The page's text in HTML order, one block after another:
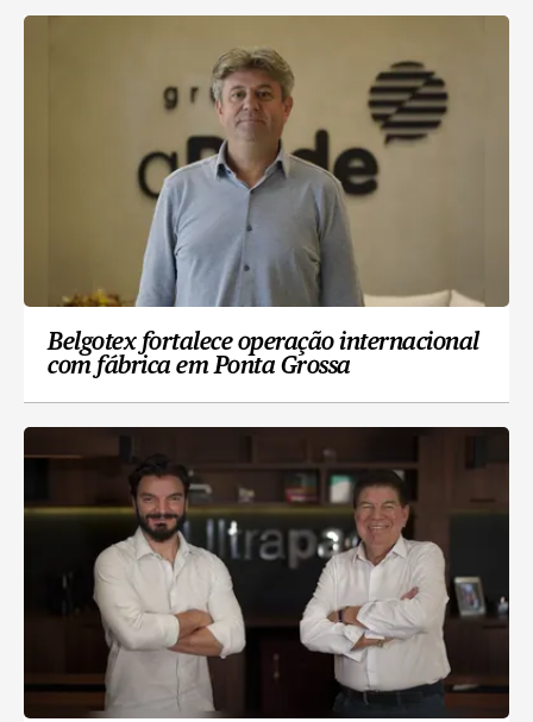
Belgotex fortalece operação internacional
com fábrica em Ponta Grossa